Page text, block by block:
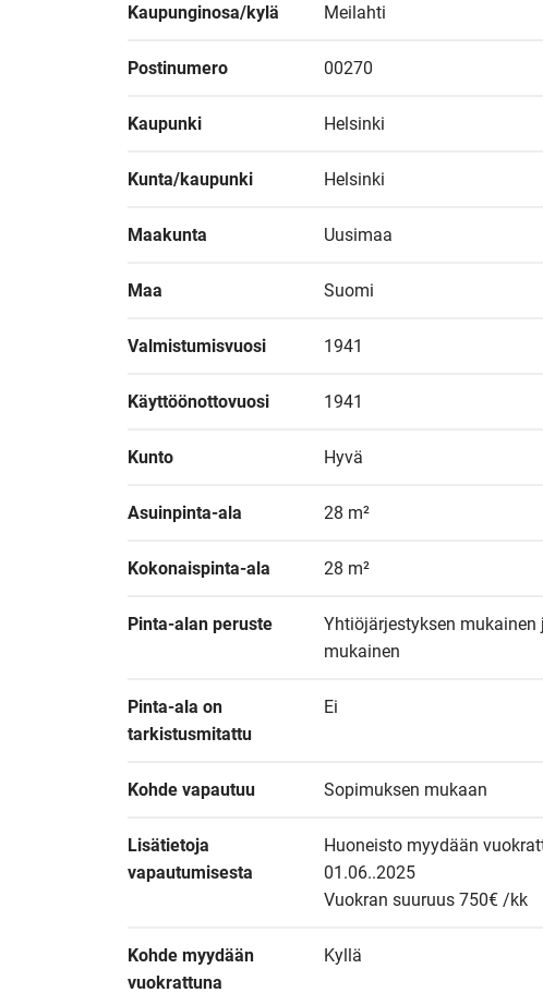
Kaupunginosa/kylä Meilahti
Postinumero 00270
Kaupunki Helsinki
Kunta/kaupunki Helsinki
Maakunta Uusimaa
Maa Suomi
Valmistumisvuosi 1941
Käyttöönottovuosi 1941
Kunto Hyvä
Asuinpinta-ala 28 m²
Kokonaispinta-ala 28 m²
Pinta-alan peruste
Yhtiöjärjestyksen
mukainen
Pinta-ala on
tarkistusmitattu
Ei
Kohde vapautuu Sopimuksen mukaan
Lisätietoja
vapautumisesta
Huoneisto myydään
01.06..2025
Vuokran suuruus 750€ /kk
Kohde myydään
vuokrattuna
Kyllä